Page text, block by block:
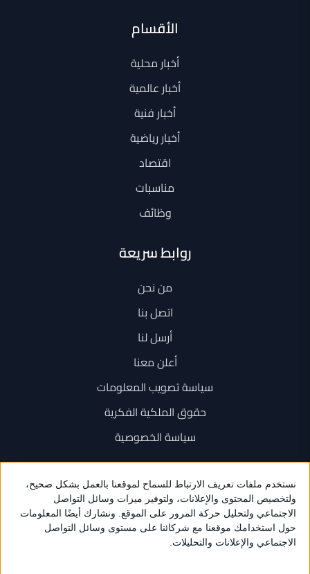
الأقسام
أخبار محلية
أخبار عالمية
أخبار فنية
أخبار رياضية
اقتصاد
مناسبات
وظائف
روابط سريعة
من نحن
اتصل بنا
أرسل لنا
أعلن معنا
سياسة تصويب المعلومات
حقوق الملكية الفكرية
سياسة الخصوصية
اتصل بنا
+962 6 534 1777
+962 79 202 7000